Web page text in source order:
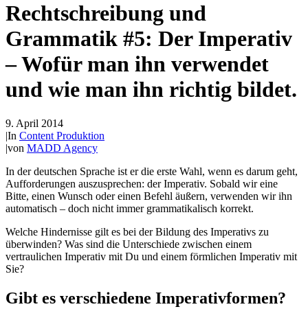
Rechtschreibung und
Grammatik #5: Der Imperativ
– Wofür man ihn verwendet
und wie man ihn richtig bildet.
9. April 2014
|In Content Produktion
|von MADD Agency
In der deutschen Sprache ist er die erste Wahl, wenn es darum geht,
Aufforderungen auszusprechen: der Imperativ. Sobald wir eine
Bitte, einen Wunsch oder einen Befehl äußern, verwenden wir ihn
automatisch – doch nicht immer grammatikalisch korrekt.
Welche Hindernisse gilt es bei der Bildung des Imperativs zu
überwinden? Was sind die Unterschiede zwischen einem
vertraulichen Imperativ mit Du und einem förmlichen Imperativ mit
Sie?
Gibt es verschiedene Imperativformen?